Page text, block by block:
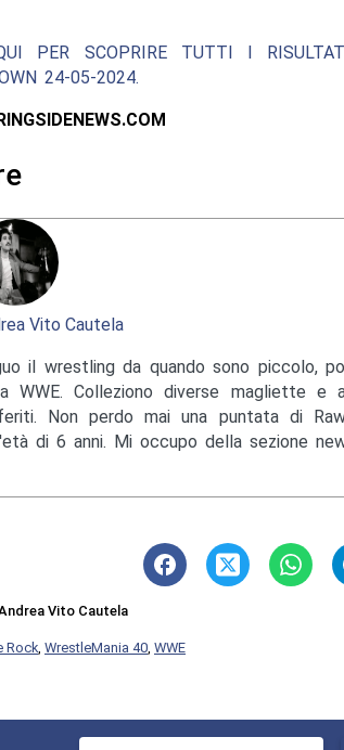
PER SCOPRIRE TUTTI I
24-05-2024.
Vito Cautela
il wrestling da quando sono piccolo,
WWE. Colleziono diverse magliette
Non perdo mai una puntata di
di 6 anni. Mi occupo della sezione
Vito Cautela
Rock WrestleMania 40 WWE